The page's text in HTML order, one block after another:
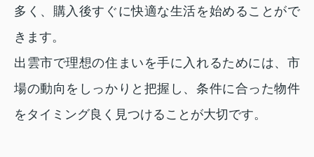
多く、購入後すぐに快適な生活を始めることがで
きます。
出雲市で理想の住まいを手に入れるためには、市
場の動向をしっかりと把握し、条件に合った物件
をタイミング良く見つけることが大切です。